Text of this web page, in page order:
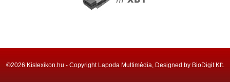
©2026 Kislexikon.hu - Copyright Lapoda Multimédia, Designed by BioDigit Kft.